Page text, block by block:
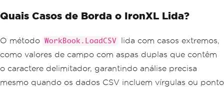
Quais Casos de Borda o IronXL Lida?
O método WorkBook.LoadCSV
lida com casos extremos,
como valores de campo com aspas duplas que contêm
o caractere delimitador, garantindo análise precisa
mesmo quando os dados CSV incluem vírgulas ou ponto